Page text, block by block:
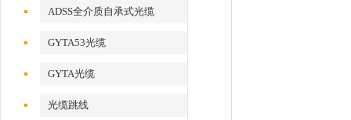
ADSS全介质自承式光缆
GYTA53光缆
GYTA光缆
光缆跳线